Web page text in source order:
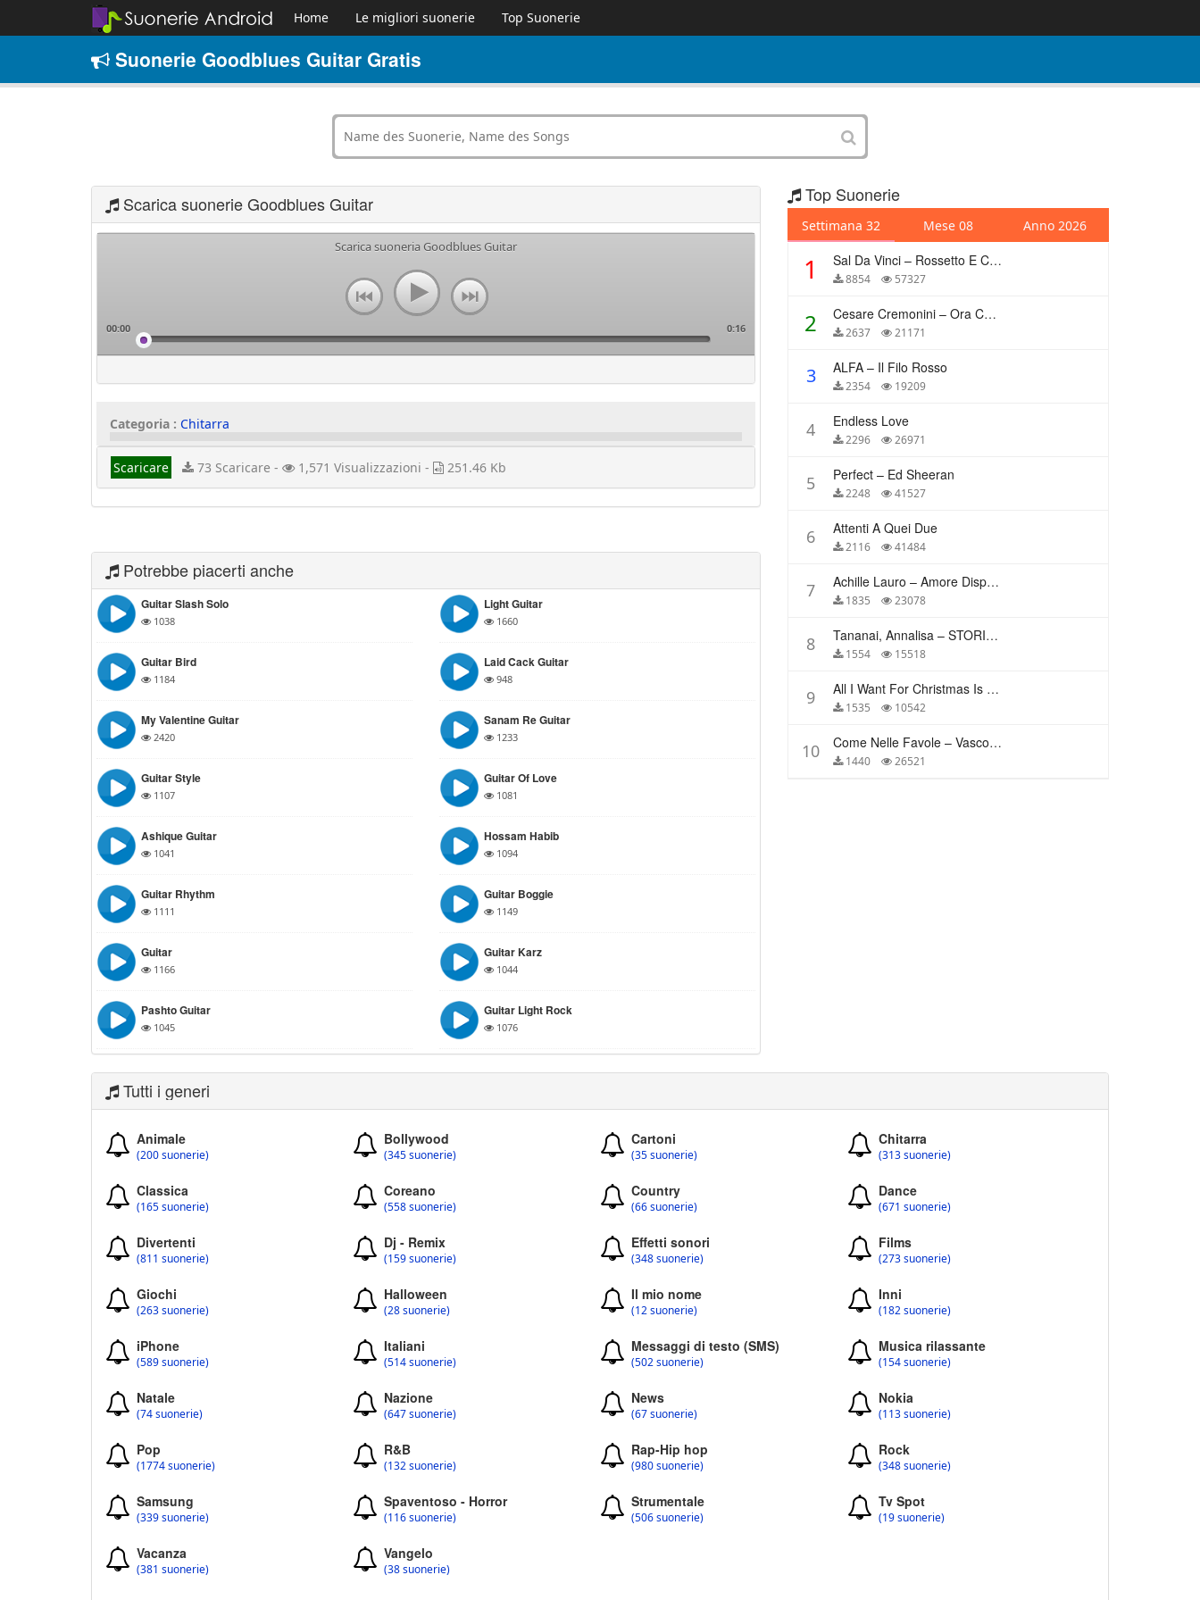
Home Le migliori suonerie Top Suonerie
Suonerie Goodblues Guitar Gratis
Scarica suonerie Goodblues Guitar
Scarica suoneria Goodblues Guitar
00:00 0:16
Categoria : Chitarra
Scaricare 73 Scaricare - 1,571 Visualizzazioni - 251.46 Kb
Potrebbe piacerti anche
Guitar Slash Solo
1038
Light Guitar
1660
Guitar Bird
1184
Laid Cack Guitar
948
My Valentine Guitar
2420
Sanam Re Guitar
1233
Guitar Style
1107
Guitar Of Love
1081
Ashique Guitar
1041
Hossam Habib
1094
Guitar Rhythm
1111
Guitar Boggie
1149
Guitar
1166
Guitar Karz
1044
Pashto Guitar
1045
Guitar Light Rock
1076
Top Suonerie
Settimana 32 Mese 08 Anno 2026
1 Sal Da Vinci – Rossetto E Caffè
8854 57327
2 Cesare Cremonini – Ora Che Non Ho Più Te
2637 21171
3 ALFA – Il Filo Rosso
2354 19209
4 Endless Love
2296 26971
5 Perfect – Ed Sheeran
2248 41527
6 Attenti A Quei Due
2116 41484
7 Achille Lauro – Amore Disperato
1835 23078
8 Tananai, Annalisa – STORIE BREVI
1554 15518
9 All I Want For Christmas Is You – Mariah Carey
1535 10542
10 Come Nelle Favole – Vasco Rossi
1440 26521
Tutti i generi
Animale
(200 suonerie)
Bollywood
(345 suonerie)
Cartoni
(35 suonerie)
Chitarra
(313 suonerie)
Classica
(165 suonerie)
Coreano
(558 suonerie)
Country
(66 suonerie)
Dance
(671 suonerie)
Divertenti
(811 suonerie)
Dj - Remix
(159 suonerie)
Effetti sonori
(348 suonerie)
Films
(273 suonerie)
Giochi
(263 suonerie)
Halloween
(28 suonerie)
Il mio nome
(12 suonerie)
Inni
(182 suonerie)
iPhone
(589 suonerie)
Italiani
(514 suonerie)
Messaggi di testo (SMS)
(502 suonerie)
Musica rilassante
(154 suonerie)
Natale
(74 suonerie)
Nazione
(647 suonerie)
News
(67 suonerie)
Nokia
(113 suonerie)
Pop
(1774 suonerie)
R&B
(132 suonerie)
Rap-Hip hop
(980 suonerie)
Rock
(348 suonerie)
Samsung
(339 suonerie)
Spaventoso - Horror
(116 suonerie)
Strumentale
(506 suonerie)
Tv Spot
(19 suonerie)
Vacanza
(381 suonerie)
Vangelo
(38 suonerie)